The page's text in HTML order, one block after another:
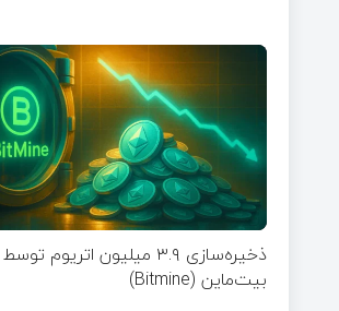
ذخیره‌سازی ۳.۹ میلیون اتریوم توسط
بیت‌ماین (Bitmine)